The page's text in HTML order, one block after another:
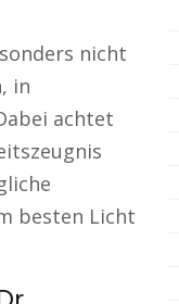
nicht
in
achtet
besten Licht